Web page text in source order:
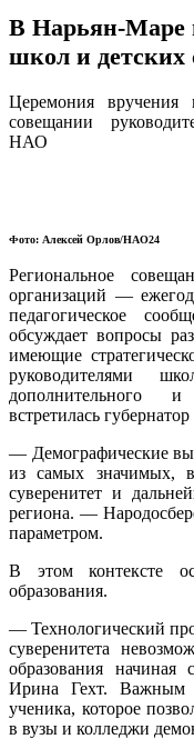
В Нарьян-Маре
школ и детских
Церемония вручения
совещании
НАО
Фото: Алексей Орлов/НАО24
Региональное
организаций —
педагогическое
обсуждает вопросы
имеющие
руководителями
дополнительного и
встретилась
— Демографические
из самых значимых,
суверенитет и
региона. —
параметром.
В этом контексте
образования.
— Технологический
суверенитета
образования
Ирина Гехт. Важным
ученика, которое
в вузы и колледжи